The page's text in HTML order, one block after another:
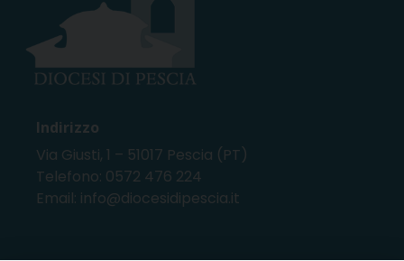
Indirizzo
Via Giusti, 1 – 51017 Pescia (PT)
Telefono: 0572 476 224
Email: info@diocesidipescia.it